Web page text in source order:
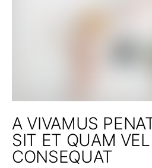
A VIVAMUS
SIT ET QUAM VEL
CONSEQUAT